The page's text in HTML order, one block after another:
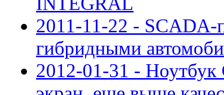
2011-11-22 - SCADA-
гибридными
2012-01-31 -